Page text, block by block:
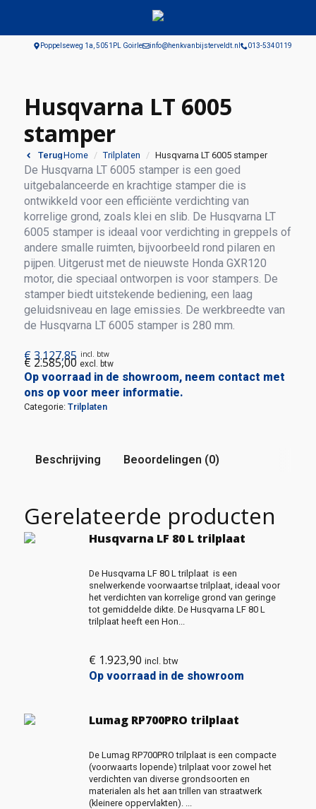
Poppelseweg 1a, 5051PL Goirle info@henkvanbijsterveldt.nl 013-5340119
Husqvarna LT 6005
stamper
TerugHome Trilplaten Husqvarna LT 6005 stamper
De Husqvarna LT 6005 stamper is een goed
uitgebalanceerde en krachtige stamper die is
ontwikkeld voor een efficiënte verdichting van
korrelige grond, zoals klei en slib. De Husqvarna LT
6005 stamper is ideaal voor verdichting in greppels of
andere smalle ruimten, bijvoorbeeld rond pilaren en
pijpen. Uitgerust met de nieuwste Honda GXR120
motor, die speciaal ontworpen is voor stampers. De
stamper biedt uitstekende bediening, een laag
geluidsniveau en lage emissies. De werkbreedte van
de Husqvarna LT 6005 stamper is 280 mm.
€3.127,85 incl. btw
€ 2.585,00 excl. btw
Op voorraad in de showroom, neem contact met
ons op voor meer informatie.
Categorie: Trilplaten
Beschrijving Beoordelingen (0)
Gerelateerde producten
Husqvarna LF 80 L trilplaat
De Husqvarna LF 80 L trilplaat is een
snelwerkende voorwaartse trilplaat, ideaal voor
het verdichten van korrelige grond van geringe
tot gemiddelde dikte. De Husqvarna LF 80 L
trilplaat heeft een Hon...
€ 1.923,90 incl. btw
Op voorraad in de showroom
Lumag RP700PRO trilplaat
De Lumag RP700PRO trilplaat is een compacte
(voorwaarts lopende) trilplaat voor zowel het
verdichten van diverse grondsoorten en
materialen als het aan trillen van straatwerk
(kleinere oppervlakten). ...